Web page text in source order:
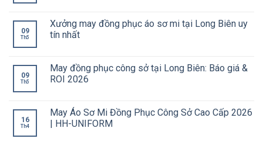
09
Th5
Xưởng may đồng phục áo sơ mi tại Long Biên uy
tín nhất
09
Th5
May đồng phục công sở tại Long Biên: Báo giá &
ROI 2026
16
Th4
May Áo Sơ Mi Đồng Phục Công Sở Cao Cấp 2026
| HH-UNIFORM